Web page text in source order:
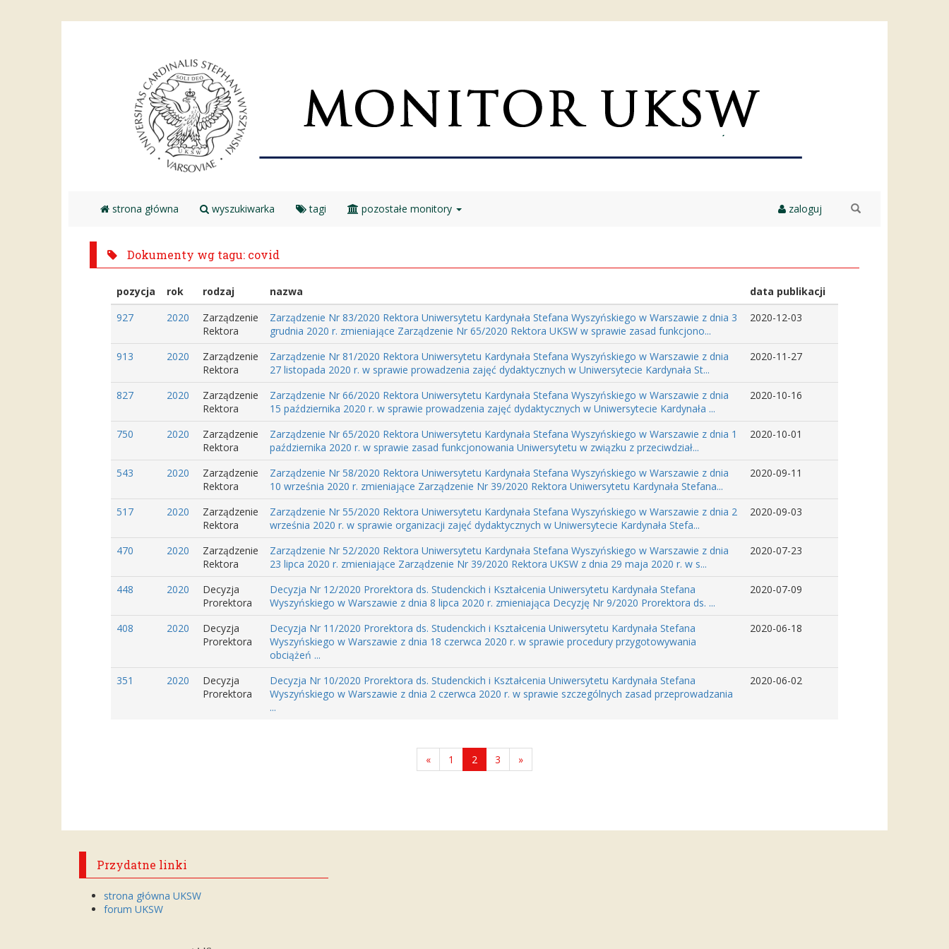
strona główna wyszukiwarka tagi pozostałe monitory zaloguj
Dokumenty wg tagu: covid
pozycja rok rodzaj nazwa
data publikacji
927
2020
Zarządzenie
Rektora
Zarządzenie Nr 83/2020 Rektora Uniwersytetu Kardynała Stefana Wyszyńskiego w Warszawie z dnia 3
grudnia 2020 r. zmieniające Zarządzenie Nr 65/2020 Rektora UKSW w sprawie zasad funkcjono...
2020-12-03
913 2020
Zarządzenie
Rektora
Zarządzenie Nr 81/2020 Rektora Uniwersytetu Kardynała Stefana Wyszyńskiego w Warszawie z dnia
27 listopada 2020 r. w sprawie prowadzenia zajęć dydaktycznych w Uniwersytecie Kardynała St...
2020-11-27
827 2020
Zarządzenie
Rektora
Zarządzenie Nr 66/2020 Rektora Uniwersytetu Kardynała Stefana Wyszyńskiego w Warszawie z dnia
15 października 2020 r. w sprawie prowadzenia zajęć dydaktycznych w Uniwersytecie Kardynała ...
2020-10-16
750 2020
Zarządzenie
Rektora
Zarządzenie Nr 65/2020 Rektora Uniwersytetu Kardynała Stefana Wyszyńskiego w Warszawie z dnia 1
października 2020 r. w sprawie zasad funkcjonowania Uniwersytetu w związku z przeciwdział...
2020-10-01
543 2020
Zarządzenie
Rektora
Zarządzenie Nr 58/2020 Rektora Uniwersytetu Kardynała Stefana Wyszyńskiego w Warszawie z dnia
10 września 2020 r. zmieniające Zarządzenie Nr 39/2020 Rektora Uniwersytetu Kardynała Stefana...
2020-09-11
517 2020
Zarządzenie
Rektora
Zarządzenie Nr 55/2020 Rektora Uniwersytetu Kardynała Stefana Wyszyńskiego w Warszawie z dnia 2
września 2020 r. w sprawie organizacji zajęć dydaktycznych w Uniwersytecie Kardynała Stefa...
2020-09-03
470 2020
Zarządzenie
Rektora
Zarządzenie Nr 52/2020 Rektora Uniwersytetu Kardynała Stefana Wyszyńskiego w Warszawie z dnia
23 lipca 2020 r. zmieniające Zarządzenie Nr 39/2020 Rektora UKSW z dnia 29 maja 2020 r. w s...
2020-07-23
448 2020
Decyzja
Prorektora
Decyzja Nr 12/2020 Prorektora ds. Studenckich i Kształcenia Uniwersytetu Kardynała Stefana
Wyszyńskiego w Warszawie z dnia 8 lipca 2020 r. zmieniająca Decyzję Nr 9/2020 Prorektora ds. ...
2020-07-09
408 2020
Decyzja
Prorektora
Decyzja Nr 11/2020 Prorektora ds. Studenckich i Kształcenia Uniwersytetu Kardynała Stefana
Wyszyńskiego w Warszawie z dnia 18 czerwca 2020 r. w sprawie procedury przygotowywania
obciążeń ...
2020-06-18
351 2020
Decyzja
Prorektora
Decyzja Nr 10/2020 Prorektora ds. Studenckich i Kształcenia Uniwersytetu Kardynała Stefana
Wyszyńskiego w Warszawie z dnia 2 czerwca 2020 r. w sprawie szczególnych zasad przeprowadzania
...
2020-06-02
« 1 2 3 »
Przydatne linki
strona główna UKSW
forum UKSW